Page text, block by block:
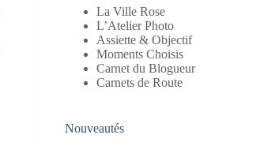
La Ville Rose
L’Atelier Photo
Assiette & Objectif
Moments Choisis
Carnet du Blogueur
Carnets de Route
Nouveautés